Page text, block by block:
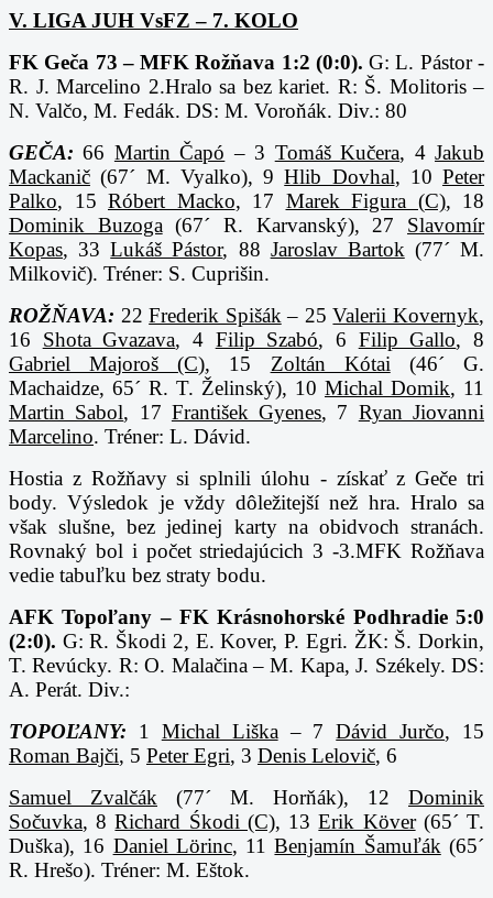
V. LIGA JUH VsFZ – 7. KOLO
FK Geča 73 – MFK Rožňava 1:2 (0:0). G: L. Pástor -
R. J. Marcelino 2.Hralo sa bez kariet. R: Š. Molitoris –
N. Valčo, M. Fedák. DS: M. Voroňák. Div.: 80
GEČA: 66 Martin Čapó – 3 Tomáš Kučera, 4Jakub
Mackanič (67´ M. Vyalko), 9Hlib Dovhal, 10 Peter
Palko, 15 Róbert Macko, 17 Marek Figura (C), 18
Dominik Buzoga(67´ R. Karvanský), 27 Slavomír
Kopas, 33Lukáš Pástor, 88 Jaroslav Bartok (77´ M.
Milkovič). Tréner: S. Cuprišin.
ROŽŇAVA: 22Frederik Spišák – 25Valerii Kovernyk,
16 Shota Gvazava, 4 Filip Szabó, 6 Filip Gallo, 8
Gabriel Majoroš (C), 15 Zoltán Kótai (46´ G.
Machaidze, 65´ R. T. Želinský), 10 Michal Domik, 11
Martin Sabol, 17 František Gyenes, 7 Ryan Jiovanni
Marcelino. Tréner: L. Dávid.
Hostia z Rožňavy si splnili úlohu - získať z Geče tri
body. Výsledok je vždy dôležitejší než hra. Hralo sa
však slušne, bez jedinej karty na obidvoch stranách.
Rovnaký bol i počet striedajúcich 3 -3.MFK Rožňava
vedie tabuľku bez straty bodu.
AFK Topoľany – FK Krásnohorské Podhradie 5:0
(2:0). G: R. Škodi 2, E. Kover, P. Egri. ŽK: Š. Dorkin,
T. Revúcky. R: O. Malačina – M. Kapa, J. Székely. DS:
A. Perát. Div.:
TOPOĽANY: 1 Michal Liška– 7Dávid Jurčo, 15
Roman Bajči, 5 Peter Egri, 3 Denis Lelovič, 6
Samuel Zvalčák (77´ M. Horňák), 12 Dominik
Sočuvka, 8Richard Śkodi (C), 13Erik Köver(65´ T.
Duška), 16 Daniel Lörinc, 11Benjamín Šamuľák (65´
R. Hrešo). Tréner: M. Eštok.